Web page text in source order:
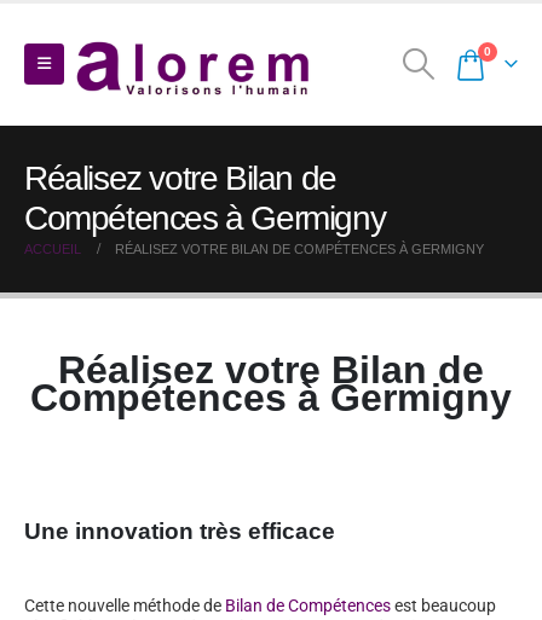
0
Réalisez votre Bilan de
Compétences à Germigny
ACCUEIL RÉALISEZ VOTRE BILAN DE COMPÉTENCES À GERMIGNY
Réalisez votre Bilan de
Compétences à Germigny
Une innovation très efficace
Cette nouvelle méthode de Bilan de Compétencesest beaucoup